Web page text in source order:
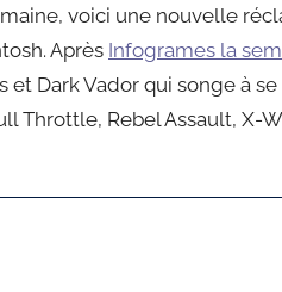
voici une nouvelle
Après Infogrames la
et Dark Vador qui songe à
Throttle, Rebel Assault, X-